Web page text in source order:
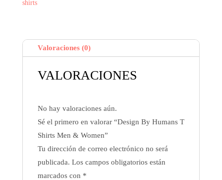
shirts
Valoraciones (0)
VALORACIONES
No hay valoraciones aún.
Sé el primero en valorar “Design By Humans T
Shirts Men & Women”
Tu dirección de correo electrónico no será
publicada. Los campos obligatorios están
marcados con *